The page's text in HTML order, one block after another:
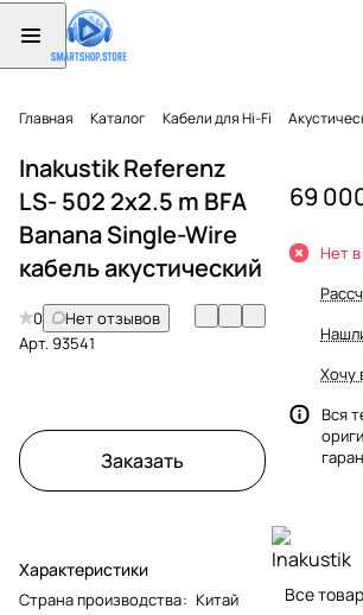
Главная Каталог Кабели для Hi-Fi
Inakustik Referenz
LS- 502 2x2.5 m BFA
Banana Single-Wire
кабель акустический
0
Нет отзывов
Арт.93541
Заказать
Характеристики
Страна производства: Китай
69
Нет
Хочу
Вся
Все